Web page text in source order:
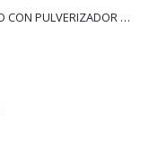
MICRODOR® AMBIENT PRO CON PULVERIZADOR (LB08)